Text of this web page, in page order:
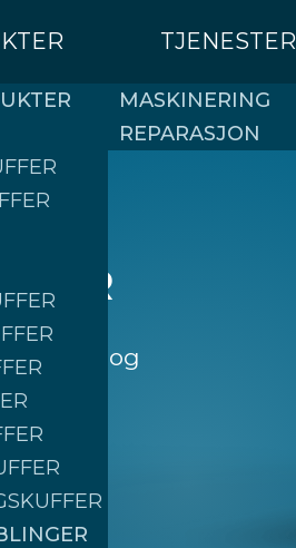
TJENESTER
MASKINERING
REPARASJON
sikker og